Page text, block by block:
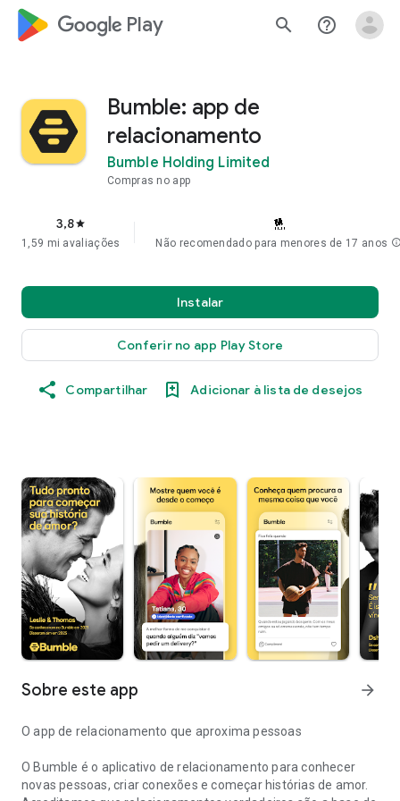
google_logo Play search help_outline
Bumble: app de
relacionamento
Bumble Holding Limited
Compras no app
3,8star
1,59 mi avaliações Não recomendado para menores de 17 anos
Instalar
Conferir no app Play Store
Compartilhar Adicionar à lista de desejos
Sobre este app arrow_forward
O app de relacionamento que aproxima pessoas
O Bumble é o aplicativo de relacionamento para conhecer
novas pessoas, criar conexões e começar histórias de amor.